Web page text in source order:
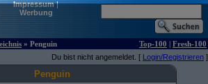
Impressum|
Werbung
» Penguin Top-100 | Fresh-100
Du bist nicht angemeldet. [ Login/Registrieren ]
Penguin